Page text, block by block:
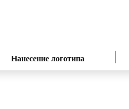
Нанесение логотипа